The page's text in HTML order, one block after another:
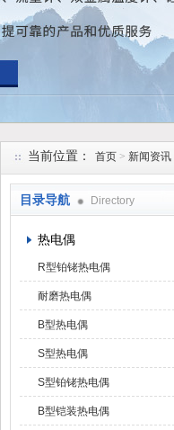
安徽久跃仪表有限公司
当前位置： 首页 > 新闻资讯
目录导航 Directory
热电偶
R型铂铑热电偶
耐磨热电偶
B型热电偶
S型热电偶
S型铂铑热电偶
B型铠装热电偶